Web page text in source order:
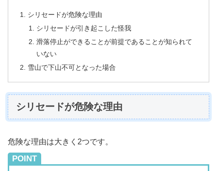
シリセードが危険な理由
シリセードが引き起こした怪我
滑落停止ができることが前提であることが知られて
いない
雪山で下山不可となった場合
シリセードが危険な理由
危険な理由は大きく2つです。
POINT